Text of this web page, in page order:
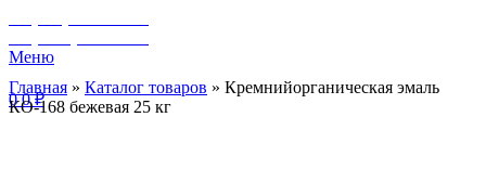
Меню
00₽
Главная » Каталог товаров » Кремнийорганическая эмаль
КО-168 бежевая 25 кг